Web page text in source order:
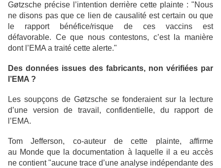
Gøtzsche précise l’intention derrière cette plainte : "Nous
ne disons pas que ce lien de causalité est certain ou que
le rapport bénéfice/risque de ces vaccins est
défavorable. Ce que nous contestons, c’est la manière
dont l’EMA a traité cette alerte."
Des données issues des fabricants, non vérifiées par
l’EMA ?
Les soupçons de Gøtzsche se fonderaient sur la lecture
d’une version de travail, confidentielle, du rapport de
l’EMA.
Tom Jefferson, co-auteur de cette plainte, affirme
au Monde que la documentation à laquelle il a eu accès
ne contient "aucune trace d’une analyse indépendante des